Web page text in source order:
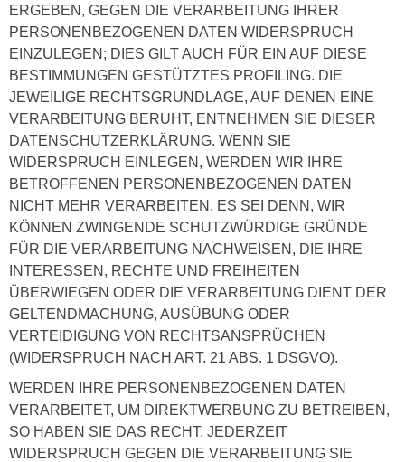
ERGEBEN, GEGEN DIE VERARBEITUNG IHRER
PERSONENBEZOGENEN DATEN WIDERSPRUCH
EINZULEGEN; DIES GILT AUCH FÜR EIN AUF DIESE
BESTIMMUNGEN GESTÜTZTES PROFILING. DIE
JEWEILIGE RECHTSGRUNDLAGE, AUF DENEN EINE
VERARBEITUNG BERUHT, ENTNEHMEN SIE DIESER
DATENSCHUTZERKLÄRUNG. WENN SIE
WIDERSPRUCH EINLEGEN, WERDEN WIR IHRE
BETROFFENEN PERSONENBEZOGENEN DATEN
NICHT MEHR VERARBEITEN, ES SEI DENN, WIR
KÖNNEN ZWINGENDE SCHUTZWÜRDIGE GRÜNDE
FÜR DIE VERARBEITUNG NACHWEISEN, DIE IHRE
INTERESSEN, RECHTE UND FREIHEITEN
ÜBERWIEGEN ODER DIE VERARBEITUNG DIENT DER
GELTENDMACHUNG, AUSÜBUNG ODER
VERTEIDIGUNG VON RECHTSANSPRÜCHEN
(WIDERSPRUCH NACH ART. 21 ABS. 1 DSGVO).
WERDEN IHRE PERSONENBEZOGENEN DATEN
VERARBEITET, UM DIREKTWERBUNG ZU BETREIBEN,
SO HABEN SIE DAS RECHT, JEDERZEIT
WIDERSPRUCH GEGEN DIE VERARBEITUNG SIE